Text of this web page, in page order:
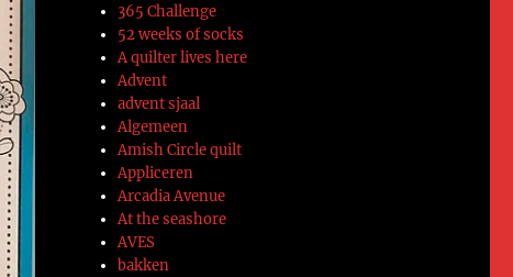
365 Challenge
52 weeks of socks
A quilter lives here
Advent
advent sjaal
Algemeen
Amish Circle quilt
Appliceren
Arcadia Avenue
At the seashore
AVES
bakken